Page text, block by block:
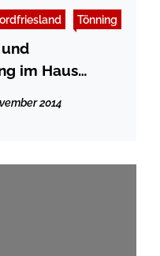
Tönning
im Haus
2014